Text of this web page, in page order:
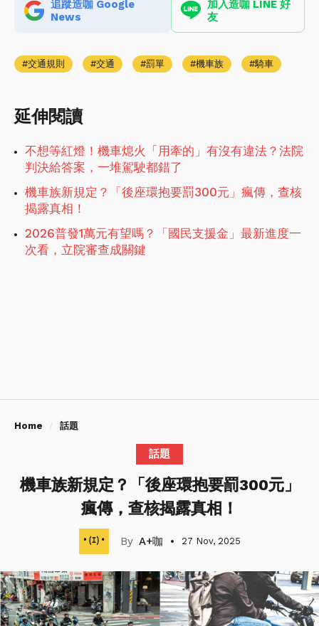
追蹤造咖 Google
News
加入造咖 LINE 好
友
交通規則 交通 罰單 機車族 騎車
延伸閱讀
不想等紅燈！機車熄火「用牽的」有沒有違法？法院
判決給答案，一堆駕駛都錯了
機車族新規定？「後座環抱要罰300元」瘋傳，查核
揭露真相！
2026普發1萬元有望嗎？「國民支援金」最新進度一
次看，立院審查成關鍵
Home 話題
話題
機車族新規定？「後座環抱要罰300元」
瘋傳，查核揭露真相！
A+咖 27 Nov, 2025